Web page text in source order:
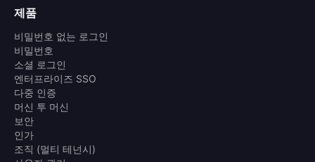
제품
비밀번호 없는 로그인
비밀번호
소셜 로그인
엔터프라이즈 SSO
다중 인증
머신 투 머신
보안
인가
조직 (멀티 테넌시)